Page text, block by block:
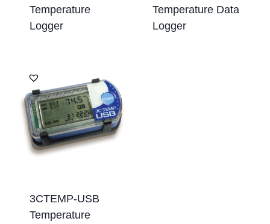
Temperature
Logger
Temperature Data
Logger
3CTEMP-USB
Temperature